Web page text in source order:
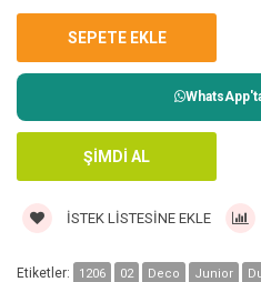
İSTEK LISTESINE EKLE
Etiketler: 1206 02 Deco Junior